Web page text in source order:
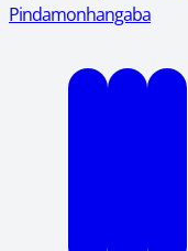
Pindamonhangaba